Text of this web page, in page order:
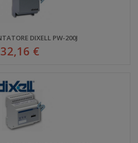
DIXELL PW-200J
32,16 €